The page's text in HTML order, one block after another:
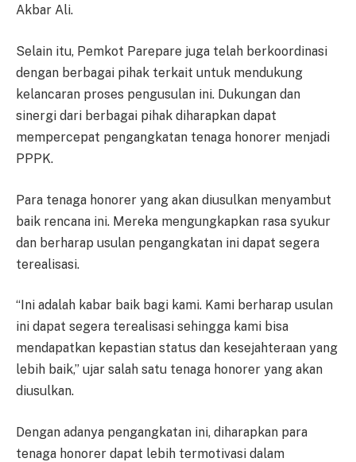
Akbar Ali.
Selain itu, Pemkot Parepare juga telah berkoordinasi
dengan berbagai pihak terkait untuk mendukung
kelancaran proses pengusulan ini. Dukungan dan
sinergi dari berbagai pihak diharapkan dapat
mempercepat pengangkatan tenaga honorer menjadi
PPPK.
Para tenaga honorer yang akan diusulkan menyambut
baik rencana ini. Mereka mengungkapkan rasa syukur
dan berharap usulan pengangkatan ini dapat segera
terealisasi.
“Ini adalah kabar baik bagi kami. Kami berharap usulan
ini dapat segera terealisasi sehingga kami bisa
mendapatkan kepastian status dan kesejahteraan yang
lebih baik,” ujar salah satu tenaga honorer yang akan
diusulkan.
Dengan adanya pengangkatan ini, diharapkan para
tenaga honorer dapat lebih termotivasi dalam